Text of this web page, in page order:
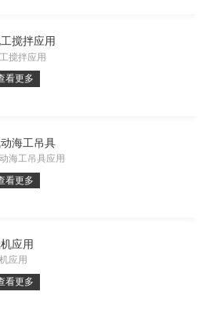
搅拌应用
搅拌应用
看更多
海工吊具
海工吊具应用
看更多
应用
应用
看更多